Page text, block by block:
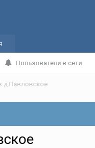
Пользователи в сети
д.Павловское